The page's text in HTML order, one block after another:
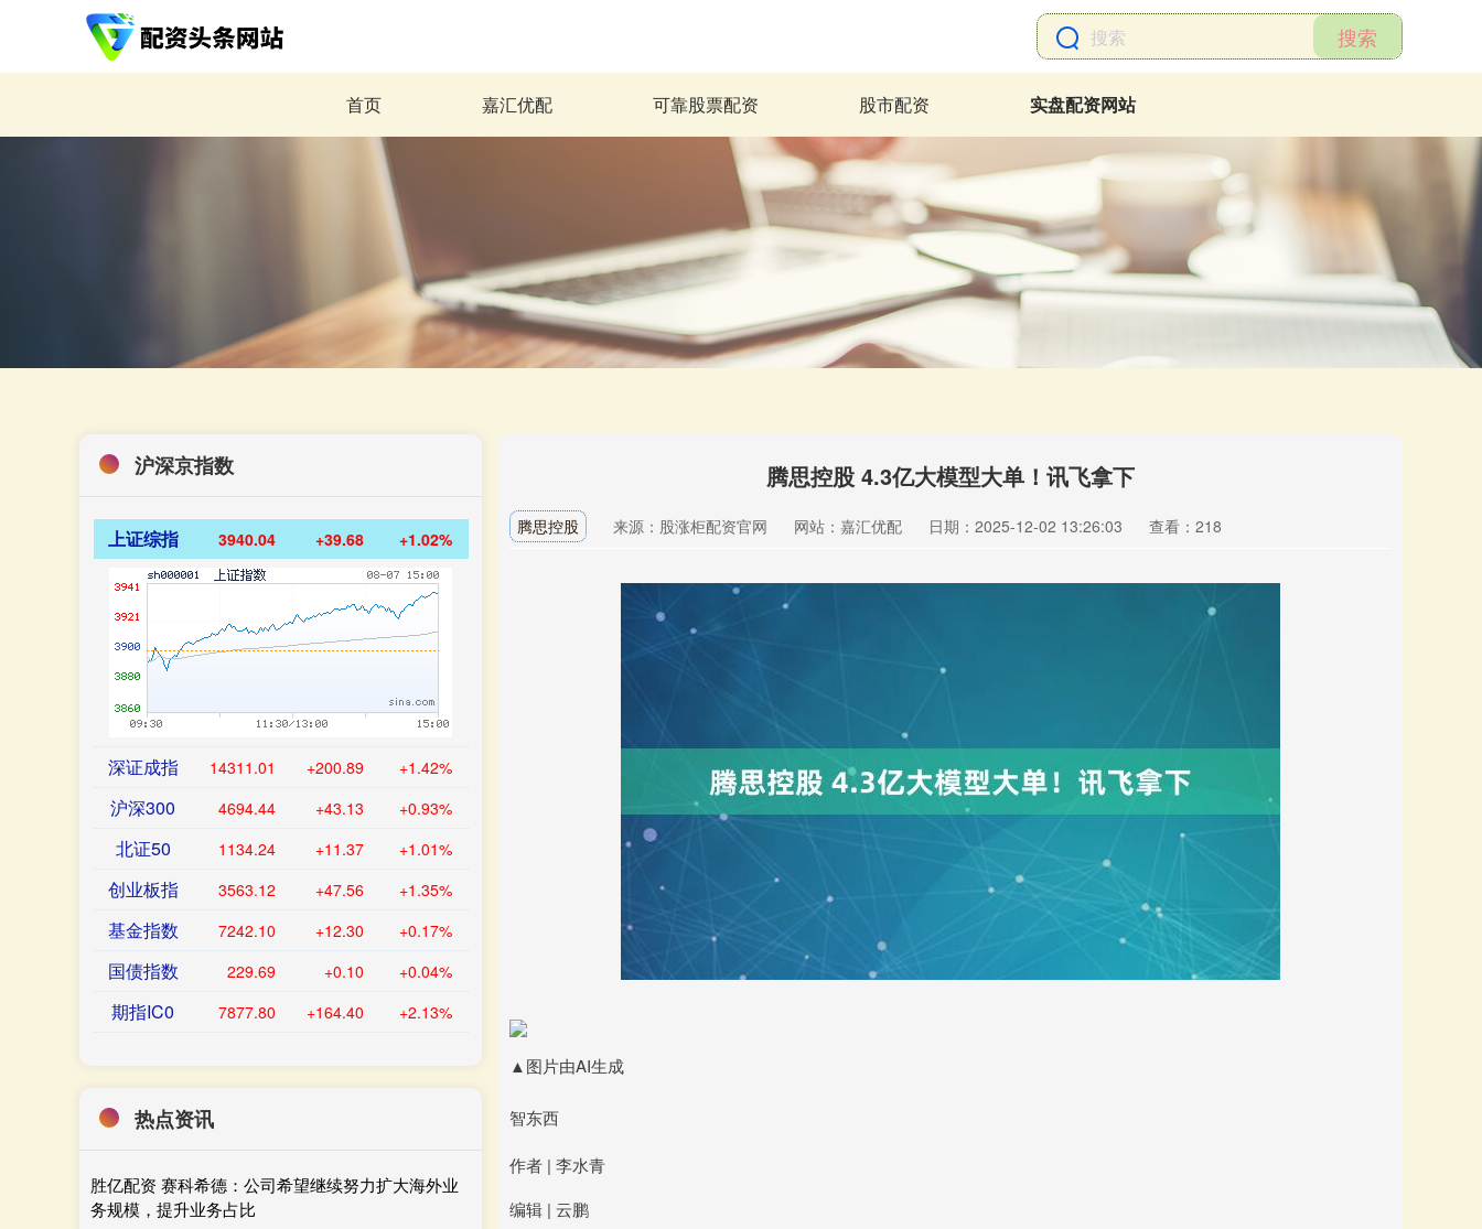
搜索
首页 嘉汇优配 可靠股票配资 股市配资 实盘配资网站
腾思控股 4.3亿大模型大单！讯飞拿下
腾思控股 来源：股涨柜配资官网 网站：嘉汇优配 日期：2025-12-02 13:26:03 查看：218
▲图片由AI生成
智东西
作者 | 李水青
编辑 | 云鹏
沪深京指数
上证综指 3940.04 +39.68 +1.02%
深证成指 14311.01 +200.89 +1.42%
沪深300 4694.44 +43.13 +0.93%
北证50 1134.24 +11.37 +1.01%
创业板指 3563.12 +47.56 +1.35%
基金指数 7242.10 +12.30 +0.17%
国债指数 229.69 +0.10 +0.04%
期指IC0 7877.80 +164.40 +2.13%
热点资讯
胜亿配资 赛科希德：公司希望继续努力扩大海外业
务规模，提升业务占比